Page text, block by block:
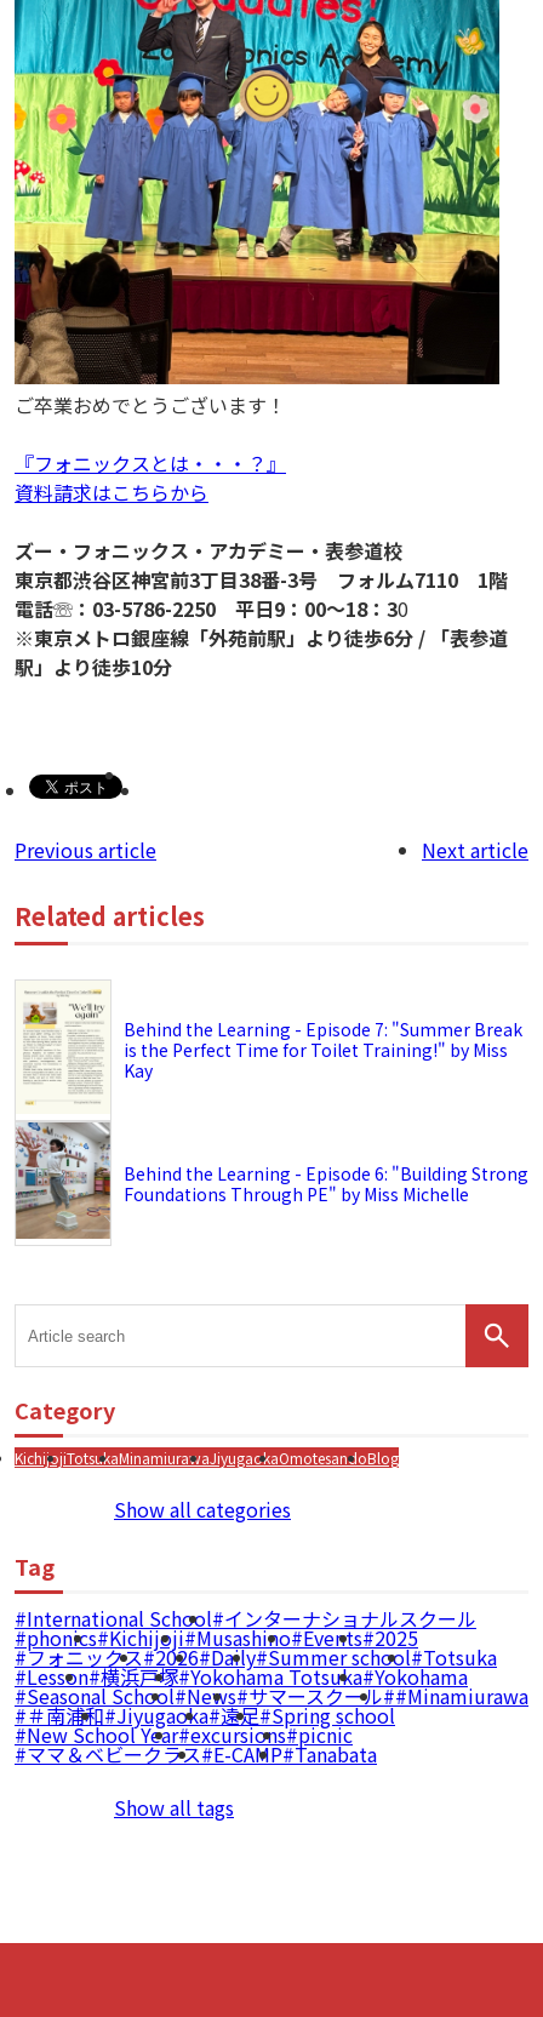
ご卒業おめでとうございます！
『フォニックスとは・・・？』
資料請求はこちらから
ズー・フォニックス・アカデミー・表参道校
東京都渋谷区神宮前3丁目38番-3号 フォルム7110 1階
電話☏：03-5786-2250 平日9：00～18：30
※東京メトロ銀座線「外苑前駅」より徒歩6分 / 「表参道
駅」より徒歩10分
Previous article Next article
Related articles
Behind the Learning - Episode 7: "Summer Break
is the Perfect Time for Toilet Training!" by Miss
Kay
Behind the Learning - Episode 6: "Building Strong
Foundations Through PE" by Miss Michelle
Category
KichijojiTotsukaMinamiurawaJiyugaokaOmotesandoBlog
Show all categories
Tag
International School インターナショナルスクール
phonics Kichijoji Musashino Events 2025
フォニックス 2026 Daily Summer school Totsuka
Lesson 横浜戸塚 Yokohama Totsuka Yokohama
Seasonal School News サマースクール #Minamiurawa
＃南浦和 Jiyugaoka 遠足 Spring school
New School Year excursions picnic
ママ＆ベビークラス E-CAMP Tanabata
Show all tags